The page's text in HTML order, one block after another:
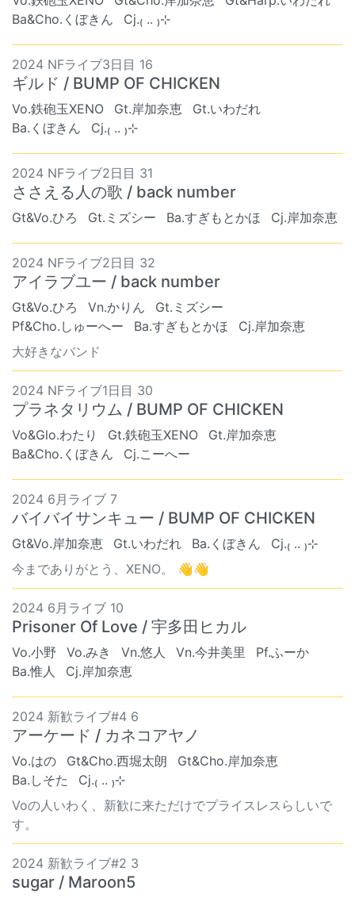
Ba&Cho.くぼきん
Cj.₍ .. ₎⊹
2024 NFライブ3日目 16
ギルド / BUMP OF CHICKEN
Vo.鉄砲玉XENO Gt.岸加奈恵
Gt.いわだれ
Ba.くぼきん
Cj.₍ .. ₎⊹
2024 NFライブ2日目 31
ささえる人の歌 / back number
Gt&Vo.ひろ Gt.ミズシー Ba.すぎもとかほ Cj.岸加奈恵
2024 NFライブ2日目 32
アイラブユー / back number
Gt&Vo.ひろ Vn.かりん
Gt.ミズシー
Pf&Cho.しゅーへー
Ba.すぎもとかほ
Cj.岸加奈恵
大好きなバンド
2024 NFライブ1日目 30
プラネタリウム / BUMP OF CHICKEN
Vo&Glo.わたり Gt.鉄砲玉XENO
Gt.岸加奈恵
Ba&Cho.くぼきん
Cj.こーへー
2024 6月ライブ 7
バイバイサンキュー / BUMP OF CHICKEN
Gt&Vo.岸加奈恵 Gt.いわだれ Ba.くぼきん
Cj.₍ .. ₎⊹
今までありがとう、XENO。 👋👋
2024 6月ライブ 10
Prisoner Of Love / 宇多田ヒカル
Vo.小野 Vo.みき Vn.悠人 Vn.今井美里
Pf.ふーか
Ba.惟人
Cj.岸加奈恵
2024 新歓ライブ#4 6
アーケード / カネコアヤノ
Vo.はの Gt&Cho.西堀太朗
Gt&Cho.岸加奈恵
Ba.しそた
Cj.₍ .. ₎⊹
Voの人いわく、新歓に来ただけでプライスレスらしいで
す。
2024 新歓ライブ#2 3
sugar / Maroon5